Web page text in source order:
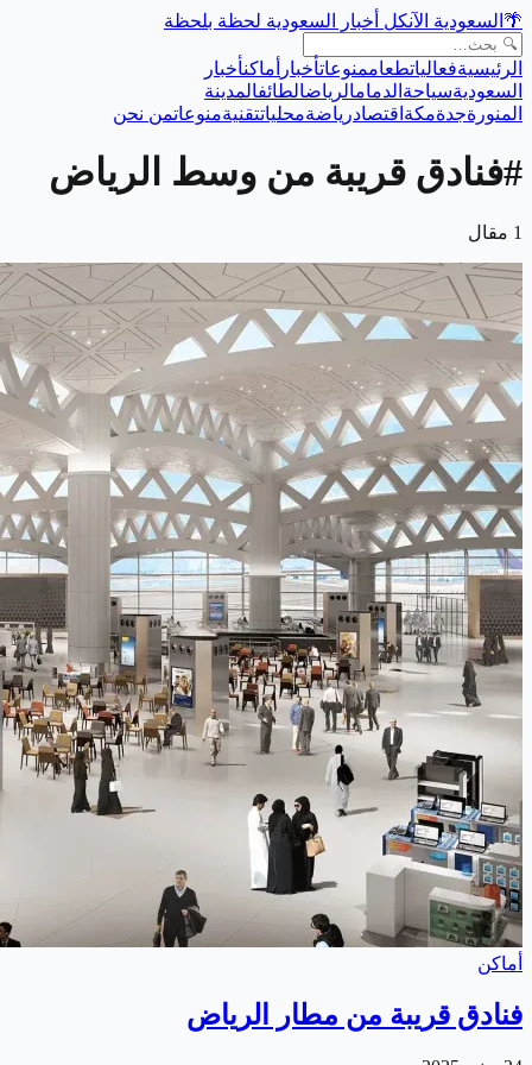
🌴 السعودية الآنكل أخبار السعودية لحظة بلحظة
الرئيسيةفعالياتطعاممنوعاتأخبار أماكنأخبار
السعوديةسياحة الدمامالرياضالطائفالمدينة
المنورةجدةمكة اقتصادرياضةمحلياتتقنيةمنوعاتمن نحن
#فنادق قريبة من وسط الرياض
1 مقال
أماكن
فنادق قريبة من مطار الرياض